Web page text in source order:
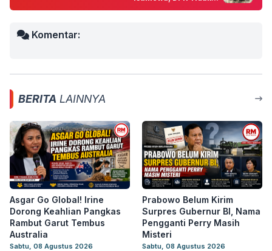
Komentar:
BERITA LAINNYA
Asgar Go Global! Irine
Dorong Keahlian Pangkas
Rambut Garut Tembus
Australia
Sabtu, 08 Agustus 2026
Prabowo Belum Kirim
Surpres Gubernur BI, Nama
Pengganti Perry Masih
Misteri
Sabtu, 08 Agustus 2026